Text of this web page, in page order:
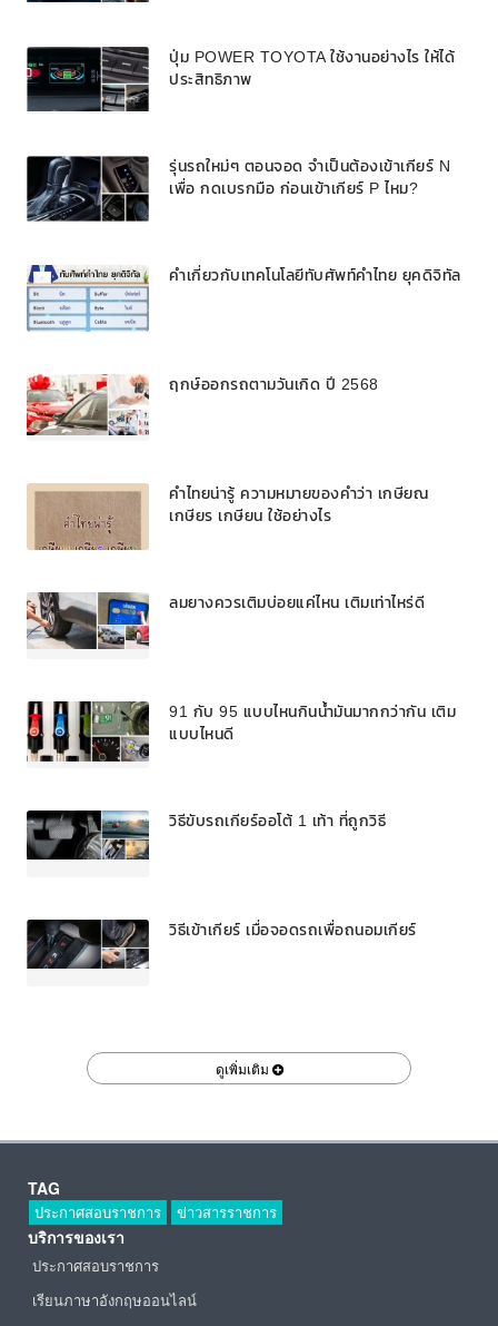
ปุ่ม POWER TOYOTA ใช้งานอย่างไร ให้ได้
ประสิทธิภาพ
รุ่นรถใหม่ๆ ตอนจอด จำเป็นต้องเข้าเกียร์ N
เพื่อ กดเบรกมือ ก่อนเข้าเกียร์ P ไหม?
คำเกี่ยวกับเทคโนโลยีทับศัพท์คำไทย ยุคดิจิทัล
ฤกษ์ออกรถตามวันเกิด ปี 2568
คำไทยน่ารู้ ความหมายของคำว่า เกษียณ
เกษียร เกษียน ใช้อย่างไร
ลมยางควรเติมบ่อยแค่ไหน เติมเท่าไหร่ดี
91 กับ 95 แบบไหนกินน้ำมันมากกว่ากัน เติม
แบบไหนดี
วิธีขับรถเกียร์ออโต้ 1 เท้า ที่ถูกวิธี
วิธีเข้าเกียร์ เมื่อจอดรถเพื่อถนอมเกียร์
ดูเพิ่มเติม
TAG
ประกาศสอบราชการ ข่าวสารราชการ
บริการของเรา
ประกาศสอบราชการ
เรียนภาษาอังกฤษออนไลน์